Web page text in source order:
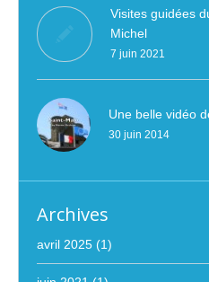
Visites guidées
Michel
7 juin 2021
Une belle vidéo
30 juin 2014
Archives
avril 2025 (1)